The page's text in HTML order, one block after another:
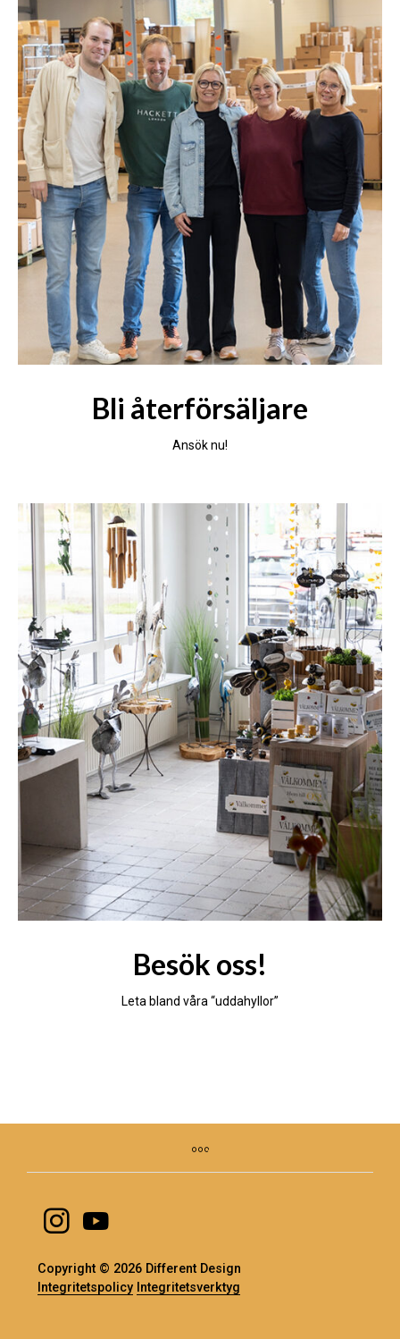
Bli återförsäljare
Ansök nu!
Besök oss!
Leta bland våra “uddahyllor”
Copyright © 2026 Different Design
Integritetspolicy Integritetsverktyg